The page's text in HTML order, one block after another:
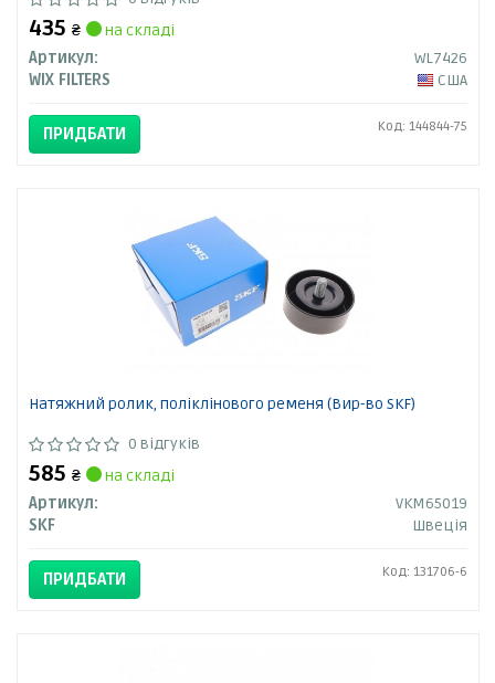
435 ₴
на складі
Артикул:
WL7426
WIX FILTERS
США
ПРИДБАТИ Код: 144844-75
Натяжний ролик, поліклінового ременя (Вир-во SKF)
0 відгуків
585 ₴
на складі
Артикул:
VKM65019
SKF
Швеція
ПРИДБАТИ Код: 131706-6